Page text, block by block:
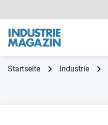
Startseite Industrie